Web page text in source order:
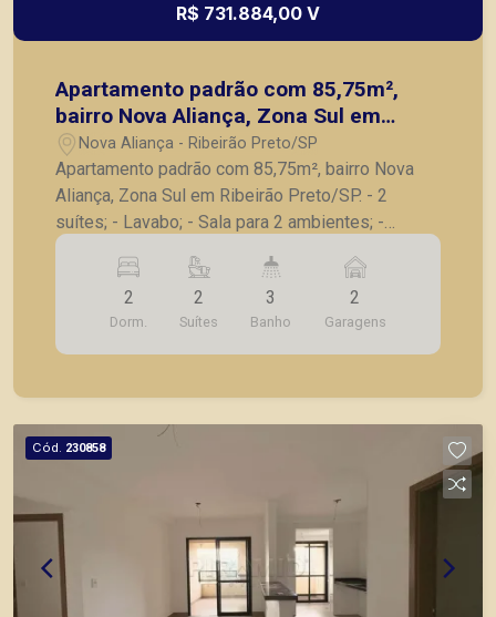
R$ 731.884,00 V
Apartamento padrão com 85,75m²,
bairro Nova Aliança, Zona Sul em
Ribeirão Preto/SP.
Nova Aliança - Ribeirão Preto/SP
Apartamento padrão com 85,75m², bairro Nova
Aliança, Zona Sul em Ribeirão Preto/SP. - 2
suítes; - Lavabo; - Sala para 2 ambientes; -
Varanda gourmet com churrasqueira; - Cozinha; -
Lavanderia; - 2 vagas de garagem. A Piramid tem
como objetivo atender seus clientes com
agilidade e segurança, em locação, vendas de
imóveis prontos, usados ou mesmo nos
2
Dorm.
2
Suítes
3
Banho
2
Garagens
Cód. 230858